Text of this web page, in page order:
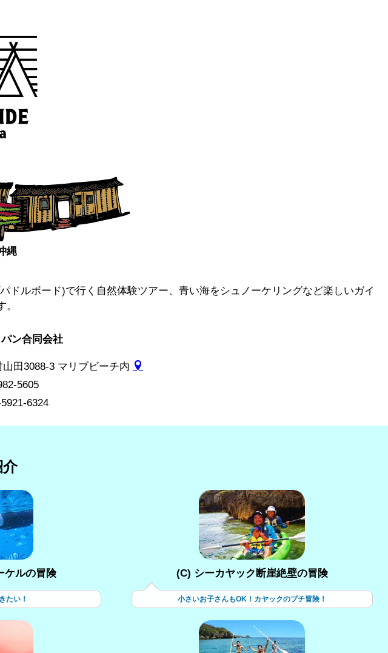
縄
ルボード)で行く自然体験ツアー、青い海をシュノーケリングなど楽しいガイ
。
ン合同会社
田3088-3 マリブビーチ内
5605
6324
ケルの冒険
たい！
(C) シーカヤック断崖絶壁の冒険
小さいお子さんもOK！カヤックのプチ冒険！